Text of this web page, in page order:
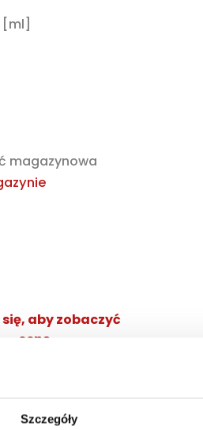
Szczegóły
[ml]
magazynowa
aby zobaczyć
cenę